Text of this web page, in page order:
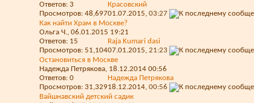
Ответов: 3
Просмотров: 48,697
Красовский
01.07.2015, 03:27
Как найти Храм в Москве?
Ольга Ч., 06.01.2015 19:21
Ответов: 15
Просмотров: 51,104
Raja Kumari dasi
07.01.2015, 21:23
Остановиться в Москве
Надежда Петрякова, 18.12.2014 00:56
Ответов: 0
Просмотров: 31,329
Надежда Петрякова
18.12.2014, 00:56
Вайшнавский детский садик